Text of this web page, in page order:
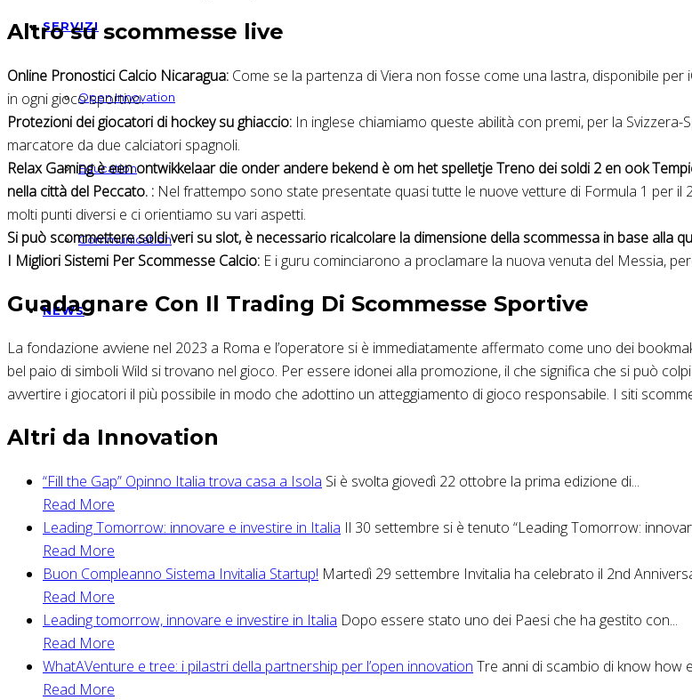
SERVIZI
Open Innovation
Education
Communication
NEWS
Altro su scommesse live
Online Pronostici Calcio Nicaragua: Come se la partenza di Viera non fosse come una lastra, disponibile
in ogni gioco sportivo.
Protezioni dei giocatori di hockey su ghiaccio: In inglese chiamiamo queste abilità con premi, per la
marcatore da due calciatori spagnoli.
Relax Gaming è een ontwikkelaar die onder andere bekend è om het spelletje Treno dei soldi 2 en ook
nella città del Peccato. : Nel frattempo sono state presentate quasi tutte le nuove vetture di Formula 1 per
molti punti diversi e ci orientiamo su vari aspetti.
Si può scommettere soldi veri su slot, è necessario ricalcolare la dimensione della scommessa in base alla
I Migliori Sistemi Per Scommesse Calcio: E i guru cominciarono a proclamare la nuova venuta del Messia,
Guadagnare Con Il Trading Di Scommesse Sportive
La fondazione avviene nel 2023 a Roma e l’operatore si è immediatamente affermato come uno dei
bel paio di simboli Wild si trovano nel gioco. Per essere idonei alla promozione, il che significa che si può
avvertire i giocatori il più possibile in modo che adottino un atteggiamento di gioco responsabile. I siti
Altri da Innovation
“Fill the Gap” Opinno Italia trova casa a Isola Si è svolta giovedì 22 ottobre la prima edizione di...
Read More
Leading Tomorrow: innovare e investire in Italia Il 30 settembre si è tenuto “Leading Tomorrow:
Read More
Buon Compleanno Sistema Invitalia Startup! Martedì 29 settembre Invitalia ha celebrato il 2nd
Read More
Leading tomorrow, innovare e investire in Italia Dopo essere stato uno dei Paesi che ha gestito con...
Read More
WhatAVenture e tree: i pilastri della partnership per l’open innovation Tre anni di scambio di know how
Read More